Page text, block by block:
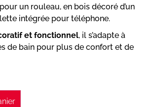
un rouleau, en bois décoré d’un
intégrée pour téléphone.
et fonctionnel, il s’adapte à
de bain pour plus de confort et de